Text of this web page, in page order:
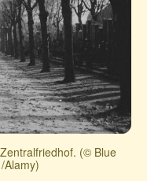
(© Blue
Alamy)